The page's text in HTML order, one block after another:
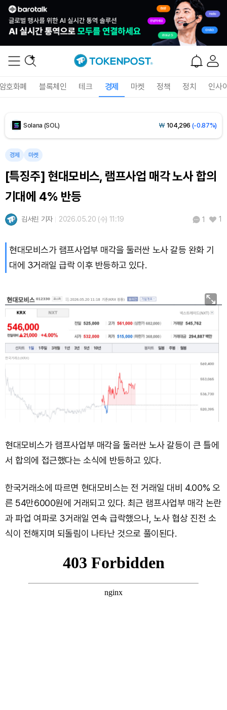
호화폐 블록체인 테크 경제 마켓 정책 정치 인사
Tether USDt (USDT) ₩1,421(-0.02%)
Solana (SOL) ₩ 104,296 (-0.87%)
TRON (TRX)
Hyperliquid (HYPE) ₩78,997(-2.95%)
Dogecoin (DOGE)
경제 마켓
[특징주] 현대모비스, 램프사업 매각 노사 합의
기대에 4% 반등
김서린 기자 2026.05.20 (수) 11:19 1 1
현대모비스가 램프사업부 매각을 둘러싼 노사 갈등 완화 기
대에 3거래일 급락 이후 반등하고 있다.
현대모비스가 램프사업부 매각을 둘러싼 노사 갈등이 큰 틀에
서 합의에 접근했다는 소식에 반등하고 있다.
한국거래소에 따르면 현대모비스는 전 거래일 대비 4.00% 오
른 54만6000원에 거래되고 있다. 최근 램프사업부 매각 논란
과 파업 여파로 3거래일 연속 급락했으나, 노사 협상 진전 소
식이 전해지며 되돌림이 나타난 것으로 풀이된다.